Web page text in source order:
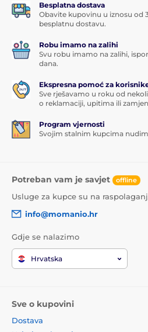
Besplatna dostava
Obavite kupovinu u iznosu od
besplatnu dostavu.
Robu imamo na zalihi
Svu robu imamo na zalihi,
dana.
Ekspresna pomoć za
Sve rješavamo u roku od
o reklamaciji, upitima ili
Program vjernosti
Svojim stalnim kupcima
Potreban vam je savjet offline
Usluge za kupce su na
info@momanio.hr
Gdje se nalazimo
Hrvatska
Sve o kupovini
Dostava